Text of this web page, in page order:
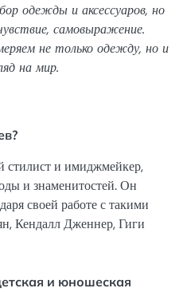
одежды и аксессуаров, но
самовыражение.
не только одежду, но и
на мир.
стилист и имиджмейкер,
и знаменитостей. Он
своей работе с такими
Кендалл Дженнер, Гиги
и юношеская